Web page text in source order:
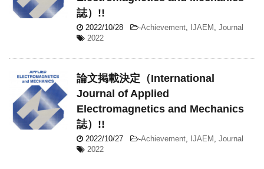
誌）!!
2022/10/28 -Achievement, IJAEM , Journal
2022
論文掲載決定（International
Journal of Applied
Electromagnetics and Mechanics
誌）!!
2022/10/27 -Achievement, IJAEM , Journal
2022